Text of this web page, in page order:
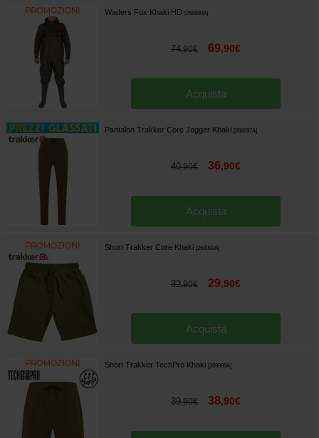
Waders Fox Khaki HD 268990A]
74,90€ 69,90€
Acquista
Pantalon Trakker Core Jogger Khaki 269097A]
40,90€ 36,90€
Acquista
Short Trakker Core Khaki 269093A]
32,90€ 29,90€
Acquista
Short Trakker TechPro Khaki 269089A]
39,90€ 38,90€